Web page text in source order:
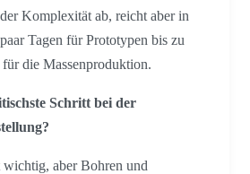
Komplexität ab, reicht aber in
Tagen für Prototypen bis zu
die Massenproduktion.
Schritt bei der
aber Bohren und